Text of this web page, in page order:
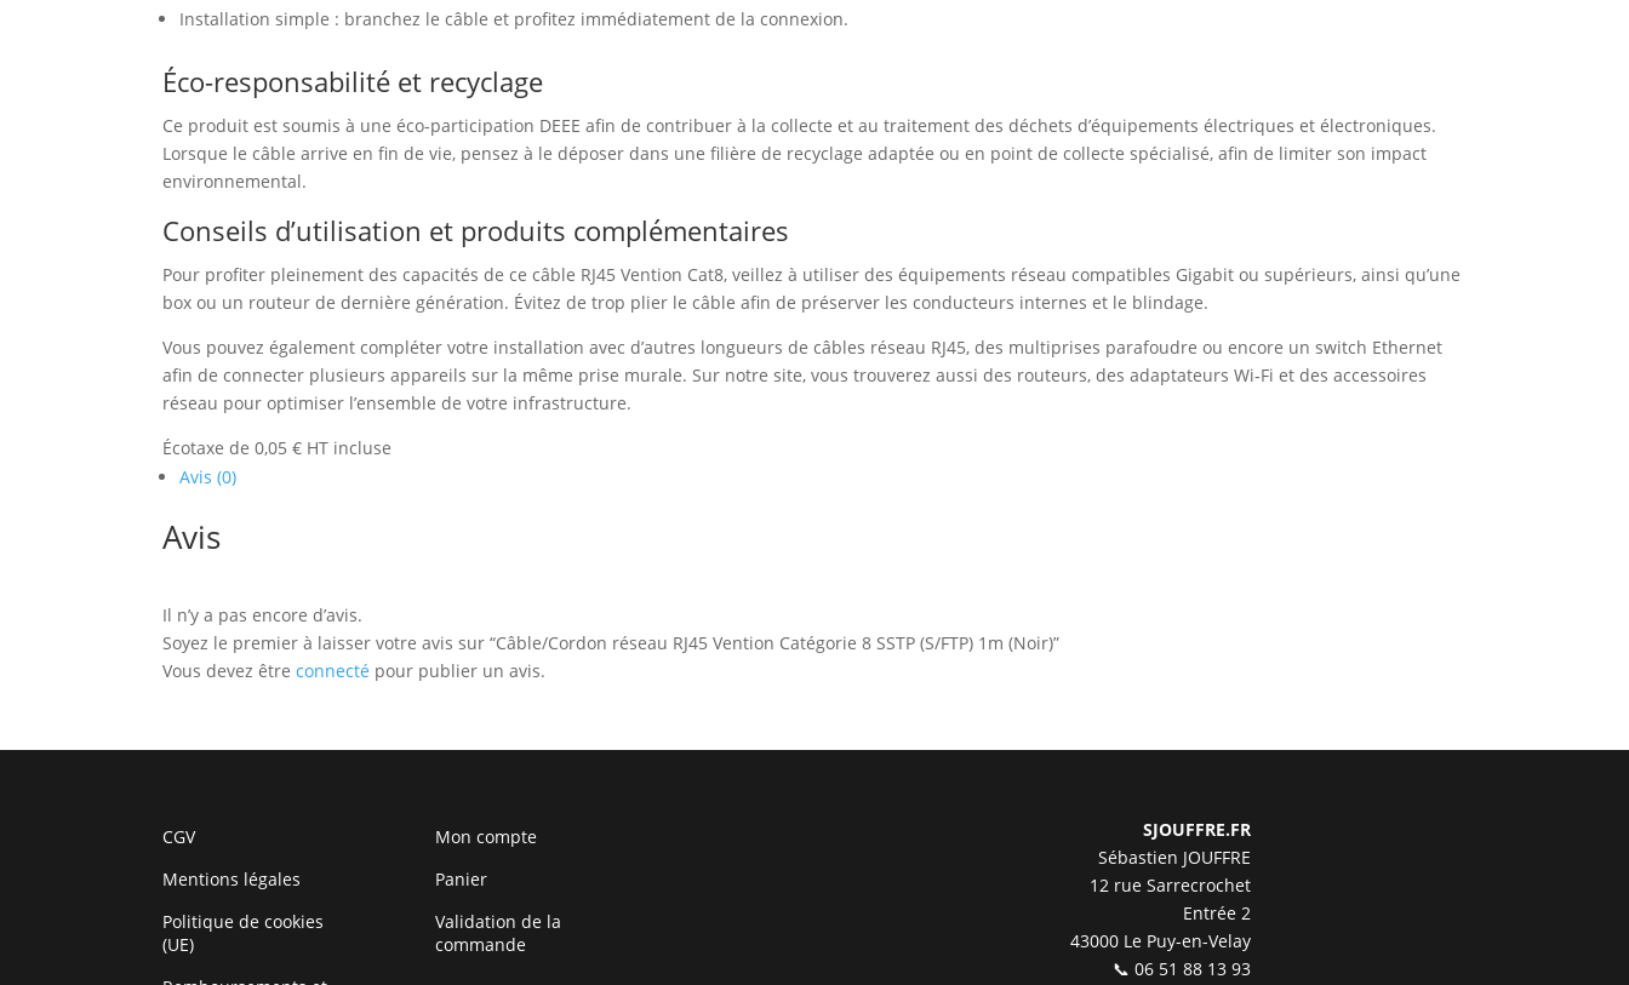
Installation simple : branchez le câble et profitez immédiatement de la connexion.
Éco-responsabilité et recyclage
Ce produit est soumis à une éco-participation DEEE afin de contribuer à la collecte et au traitement des déchets d’équipements électriques et électroniques.
Lorsque le câble arrive en fin de vie, pensez à le déposer dans une filière de recyclage adaptée ou en point de collecte spécialisé, afin de limiter son impact
environnemental.
Conseils d’utilisation et produits complémentaires
Pour profiter pleinement des capacités de ce câble RJ45 Vention Cat8, veillez à utiliser des équipements réseau compatibles Gigabit ou supérieurs, ainsi qu’une
box ou un routeur de dernière génération. Évitez de trop plier le câble afin de préserver les conducteurs internes et le blindage.
Vous pouvez également compléter votre installation avec d’autres longueurs de câbles réseau RJ45, des multiprises parafoudre ou encore un switch Ethernet
afin de connecter plusieurs appareils sur la même prise murale. Sur notre site, vous trouverez aussi des routeurs, des adaptateurs Wi‑Fi et des accessoires
réseau pour optimiser l’ensemble de votre infrastructure.
Écotaxe de 0,05 € HT incluse
Avis (0)
Avis
Il n’y a pas encore d’avis.
Soyez le premier à laisser votre avis sur “Câble/Cordon réseau RJ45 Vention Catégorie 8 SSTP (S/FTP) 1m (Noir)”
Vous devez êtreconnecté pour publier un avis.
CGV
Mentions légales
Politique de cookies
(UE)
Mon compte
Panier
Validation de la
commande
SJOUFFRE.FR
Sébastien JOUFFRE
12 rue Sarrecrochet
Entrée 2
43000 Le Puy-en-Velay
📞 06 51 88 13 93